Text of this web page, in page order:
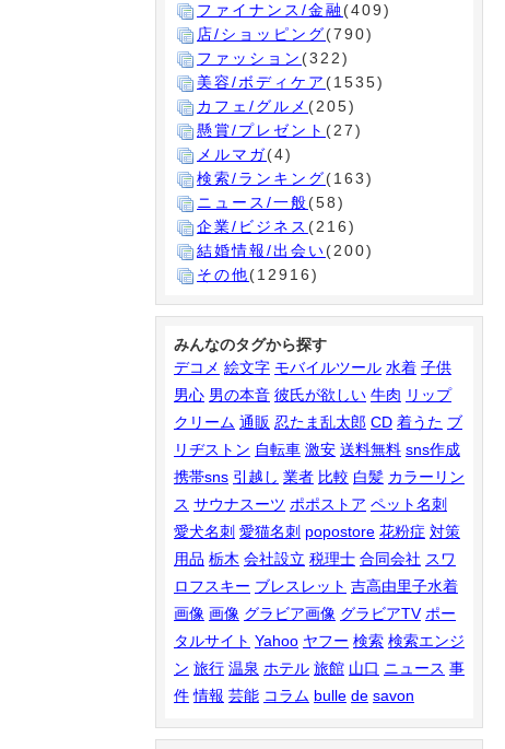
ファイナンス/金融 (409)
店/ショッピング(790)
ファッション (322)
美容/ボディケア (1535)
カフェ/グルメ (205)
懸賞/プレゼント (27)
メルマガ(4)
検索/ランキング(163)
ニュース/一般(58)
企業/ビジネス (216)
結婚情報/出会い(200)
その他(12916)
みんなのタグから探す
デコメ 絵文字 モバイルツール 水着 子供
男心 男の本音 彼氏が欲しい 牛肉 リップ
クリーム 通販 忍たま乱太郎 CD 着うた ブ
リヂストン 自転車 激安 送料無料 sns作成
携帯sns 引越し 業者 比較 白髪 カラーリン
ス サウナスーツ ポポストア ペット名刺
愛犬名刺 愛猫名刺 popostore 花粉症 対策
用品 栃木 会社設立 税理士 合同会社 スワ
ロフスキー ブレスレット 吉高由里子水着
画像 画像 グラビア画像 グラビアTV ポー
タルサイト Yahoo ヤフー 検索 検索エンジ
ン 旅行 温泉 ホテル 旅館 山口 ニュース 事
件 情報 芸能 コラム bulle de savon